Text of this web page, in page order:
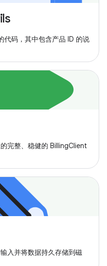
码，其中包含产品 ID 的说
完整、稳健的 BillingClient
入并将数据持久存储到磁